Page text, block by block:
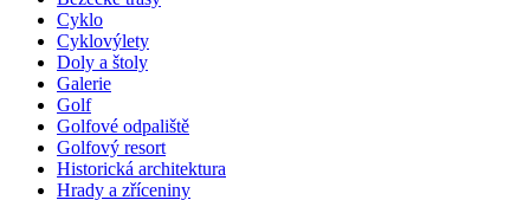
Cyklo
Cyklovýlety
Doly a štoly
Galerie
Golf
Golfové odpaliště
Golfový resort
Historická architektura
Hrady a zříceniny